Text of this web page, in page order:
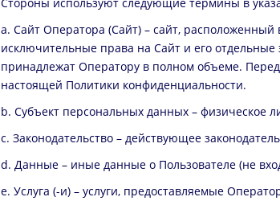
a. Cайт Оператора (Сайт) – сайт,
исключительные права на Сайт и его
принадлежат Оператору в полном объеме.
настоящей Политики конфиденциальности.
b. Субъект персональных данных – физическое
c. Законодательство – действующее
d. Данные – иные данные о Пользователе (не
e. Услуга (-и) – услуги, предоставляемые